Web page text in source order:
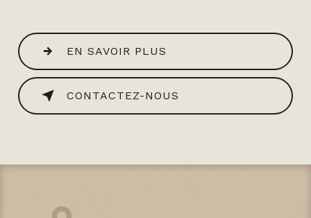
EN SAVOIR PLUS
CONTACTEZ-NOUS